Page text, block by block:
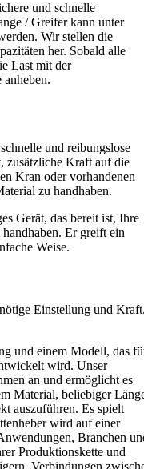
und schnelle
/ Greifer kann unter
Wir stellen die
her. Sobald alle
Last mit der
anheben.
und reibungslose
zusätzliche Kraft auf die
Kran oder vorhandenen
zu handhaben.
Gerät, das bereit ist, Ihre
Er greift ein
Weise.
Einstellung und
und einem Modell, das
wird. Unser
an und ermöglicht es
Material, beliebiger
auszuführen. Es spielt
wird auf einer
Branchen
Produktionskette und
Verbindungen